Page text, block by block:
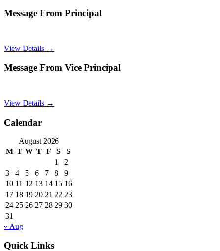
Message From Principal
View Details →
Message From Vice Principal
View Details →
Calendar
August 2026
M T W T F S
S
1
2
3
4 5 6 7 8
9
10 11 12 13 14 15 16
17 18 19 20 21 22 23
24 25 26 27 28 29 30
31
« Aug
Quick Links